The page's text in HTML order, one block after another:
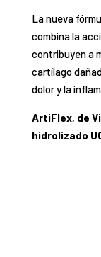
La nueva
combina la
contribuyen a
cartílago
dolor y la
ArtiFlex, de
hidrolizado